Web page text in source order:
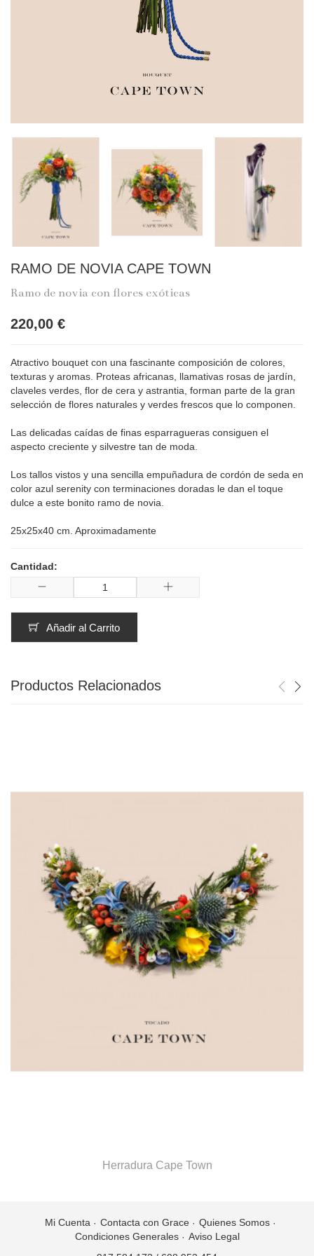
RAMO DE NOVIA CAPE TOWN
Ramo de novia con flores exóticas
220,00 €
Atractivo bouquet con una fascinante composición de colores,
texturas y aromas. Proteas africanas, llamativas rosas de jardín,
claveles verdes, flor de cera y astrantia, forman parte de la gran
selección de flores naturales y verdes frescos que lo componen.
Las delicadas caídas de finas esparragueras consiguen el
aspecto creciente y silvestre tan de moda.
Los tallos vistos y una sencilla empuñadura de cordón de seda en
color azul serenity con terminaciones doradas le dan el toque
dulce a este bonito ramo de novia.
25x25x40 cm. Aproximadamente
Cantidad:
Añadir al Carrito
Productos Relacionados
Herradura Cape Town
Mi Cuenta Contacta con Grace
Quienes Somos
Condiciones Generales
Aviso Legal